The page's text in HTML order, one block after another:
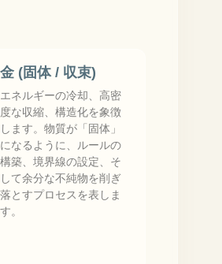
金 (固体 / 収束)
エネルギーの冷却、高密
度な収縮、構造化を象徴
します。物質が「固体」
になるように、ルールの
構築、境界線の設定、そ
して余分な不純物を削ぎ
落とすプロセスを表しま
す。